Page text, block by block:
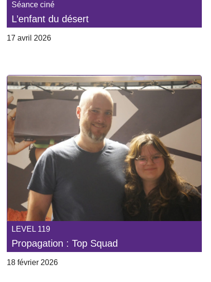
Séance ciné
L’enfant du désert
17 avril 2026
LEVEL 119
Propagation : Top Squad
18 février 2026